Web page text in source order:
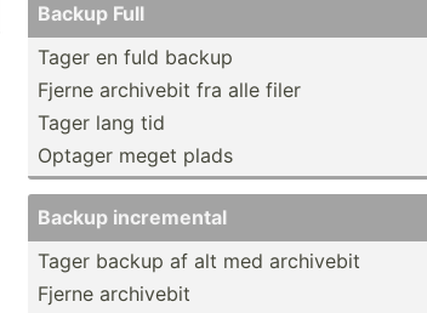
Backup Full
Tager en fuld backup
Fjerne archivebit fra alle filer
Tager lang tid
Optager meget plads
Backup increm­ental
Tager backup af alt med archivebit
Fjerne archivebit